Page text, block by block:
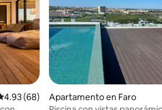
promedio: 4.93 de 5, 68
4.93 (68)
Apartamento en Faro